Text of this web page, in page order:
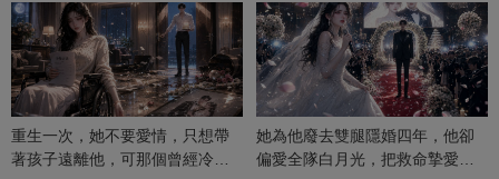
重生一次，她不要愛情，只想帶
著孩子遠離他，可那個曾經冷漠
她為他廢去雙腿隱婚四年，他卻
偏愛全隊白月光，把救命摯愛當